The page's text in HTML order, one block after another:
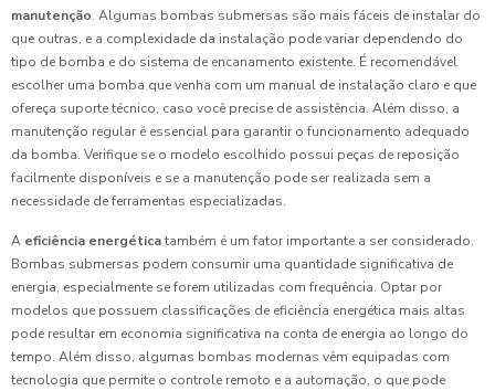
manutenção. Algumas bombas submersas são mais fáceis de instalar do
que outras, e a complexidade da instalação pode variar dependendo do
tipo de bomba e do sistema de encanamento existente. É recomendável
escolher uma bomba que venha com um manual de instalação claro e que
ofereça suporte técnico, caso você precise de assistência. Além disso, a
manutenção regular é essencial para garantir o funcionamento adequado
da bomba. Verifique se o modelo escolhido possui peças de reposição
facilmente disponíveis e se a manutenção pode ser realizada sem a
necessidade de ferramentas especializadas.
A eficiência energéticatambém é um fator importante a ser considerado.
Bombas submersas podem consumir uma quantidade significativa de
energia, especialmente se forem utilizadas com frequência. Optar por
modelos que possuem classificações de eficiência energética mais altas
pode resultar em economia significativa na conta de energia ao longo do
tempo. Além disso, algumas bombas modernas vêm equipadas com
tecnologia que permite o controle remoto e a automação, o que pode